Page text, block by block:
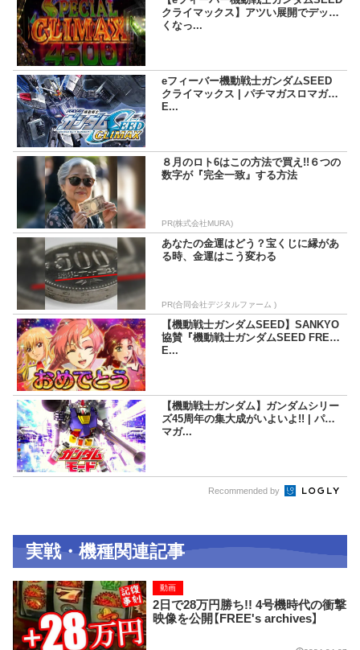
クライマックス】アツい展開でデッカ
くなっ...
eフィーバー機動戦士ガンダムSEED
クライマックス | パチマガスロマガFR
E...
８月のロト6はこの方法で買え!!６つの
数字が『完全一致』する方法
PR(株式会社MURA)
あなたの金運はどう？宝くじに縁があ
る時、金運はこう変わる
PR(合同会社デジタルファーム )
【機動戦士ガンダムSEED】SANKYO
協賛『機動戦士ガンダムSEED FRE
E...
【機動戦士ガンダム】ガンダムシリー
ズ45周年の集大成がいよいよ!! | パチ
マガ...
Recommended by
実戦・機種関連記事
2日で28万円勝ち!! 4号機時代の衝撃
映像を公開【FREE's archives】
動画